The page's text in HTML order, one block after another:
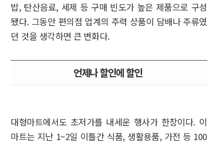
밥, 탄산음료, 세제 등 구매 빈도가 높은 제품으로 구성
됐다. 그동안 편의점 업계의 주력 상품이 담배나 주류였
던 것을 생각하면 큰 변화다.
언제나 할인에 할인
대형마트에서도 초저가를 내세운 행사가 한창이다. 이
마트는 지난 1~2일 이틀간 식품, 생활용품, 가전 등 100